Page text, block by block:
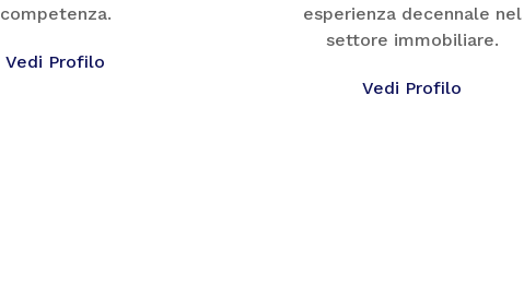
competenza.
Vedi Profilo
esperienza decennale nel
settore immobiliare.
Vedi Profilo